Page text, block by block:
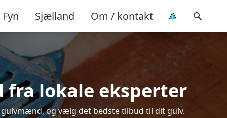
Fyn Sjælland Om / kontakt
fra lokale eksperter
og vælg det bedste tilbud til dit gulv.